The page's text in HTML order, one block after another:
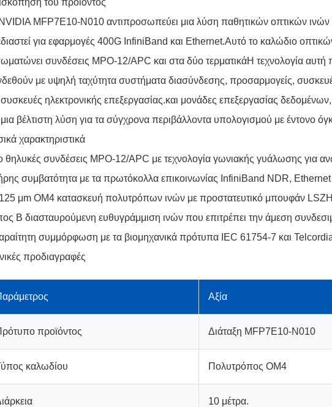
του προϊόντος
MFP7E10-N010 αντιπροσωπεύει μια λύση παθητικών οπτικών ινών
για εφαρμογές 400G InfiniBand και Ethernet.Αυτό το καλώδιο
συνδέσεις MPO-12/APC και στα δύο τερματικάΗ τεχνολογία αυτή
με υψηλή ταχύτητα συστήματα διασύνδεσης, προσαρμογείς,
συσκευές ηλεκτρονικής επεξεργασίας.και μονάδες επεξεργασίας
βέλτιστη λύση για τα σύγχρονα περιβάλλοντα υπολογισμού με έντονο
χαρακτηριστικά
θηλυκές συνδέσεις MPO-12/APC με τεχνολογία γωνιακής γυάλωσης για
συμβατότητα με τα πρωτόκολλα επικοινωνίας InfiniBand NDR,
μm OM4 κατασκευή πολυτρόπων ινών με προστατευτικό μπουφάν LSZH
Β διασταυρούμενη ευθυγράμμιση ινών που επιτρέπει την άμεση
συμμόρφωση με τα βιομηχανικά πρότυπα IEC 61754-7 και
προδιαγραφές
Αξία
προϊόντος Διάταξη MFP7E10-N010
καλωδίου Πολυτρόπος OM4
10 μέτρα.